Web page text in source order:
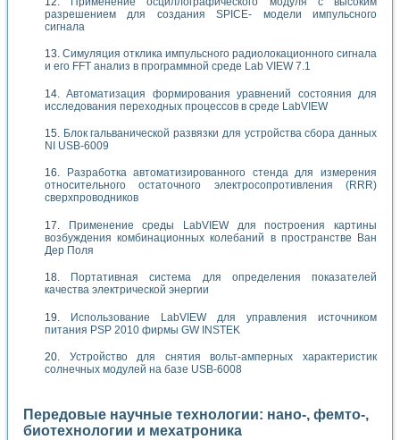
разрешением для создания SPICE- модели импульсного
сигнала
Симуляция отклика импульсного радиолокационного сигнала
и его FFT анализ в программной среде Lab VIEW 7.1
Автоматизация формирования уравнений состояния для
исследования переходных процессов в среде LabVIEW
Блок гальванической развязки для устройства сбора данных
NI USB-6009
Разработка автоматизированного стенда для измерения
относительного остаточного электросопротивления (RRR)
сверхпроводников
Применение среды LabVIEW для построения картины
возбуждения комбинационных колебаний в пространстве Ван
Дер Поля
Портативная система для определения показателей
качества электрической энергии
Использование LabVIEW для управления источником
питания PSP 2010 фирмы GW INSTEK
Устройство для снятия вольт-амперных характеристик
солнечных модулей на базе USB-6008
Передовые научные технологии: нано-, фемто-,
биотехнологии и мехатроника